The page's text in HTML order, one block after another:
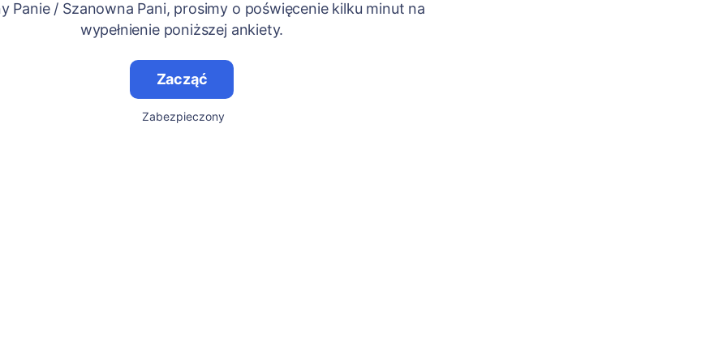
Panie / Szanowna Pani, prosimy o poświęcenie kilku minut na
wypełnienie poniższej ankiety.
Zacząć
Zabezpieczony